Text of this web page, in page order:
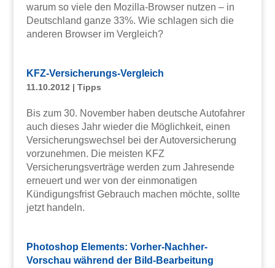
warum so viele den Mozilla-Browser nutzen – in
Deutschland ganze 33%. Wie schlagen sich die
anderen Browser im Vergleich?
KFZ-Versicherungs-Vergleich
11.10.2012 | Tipps
Bis zum 30. November haben deutsche Autofahrer
auch dieses Jahr wieder die Möglichkeit, einen
Versicherungswechsel bei der Autoversicherung
vorzunehmen. Die meisten KFZ
Versicherungsverträge werden zum Jahresende
erneuert und wer von der einmonatigen
Kündigungsfrist Gebrauch machen möchte, sollte
jetzt handeln.
Photoshop Elements: Vorher-Nachher-
Vorschau während der Bild-Bearbeitung